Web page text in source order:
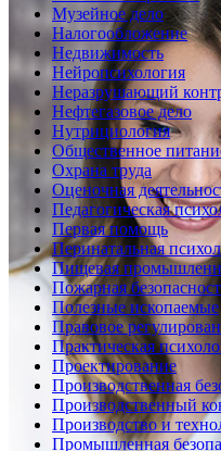
Музейное дело
Налогообложение
Недвижимость
Нейропсихология
Неразрушающий
Нефтегазовое дело
Нутрициология
Общественное
Охрана труда
Оценочная
Педагогическая
Первая помощь
Перинатальная
Пищевая
Пожарная
Полезные ископаемые
Правовое
Практическая
Проектирование
Производственная
Производственный
Производство и
Промышленная